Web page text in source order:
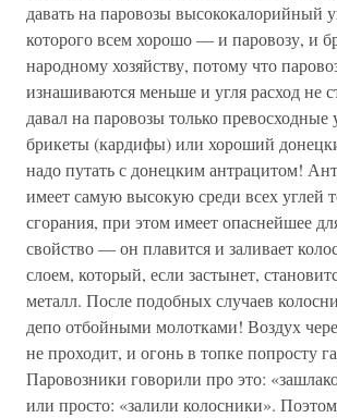
давать на паровозы высококалорийный
которого всем хорошо — и паровозу, и
народному хозяйству, потому что
изнашиваются меньше и угля расход не
давал на паровозы только превосходные
брикеты (кардифы) или хороший
надо путать с донецким антрацитом!
имеет самую высокую среди всех углей
сгорания, при этом имеет опаснейшее
свойство — он плавится и заливает
слоем, который, если застынет,
металл. После подобных случаев
депо отбойными молотками! Воздух
не проходит, и огонь в топке попросту
Паровозники говорили про это:
или просто: «залили колосники».